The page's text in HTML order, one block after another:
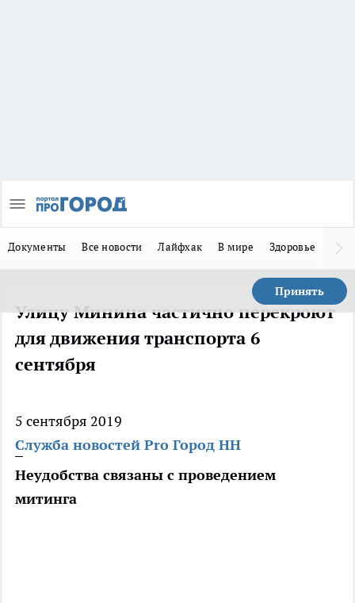
Документы Все новости Лайфхак В мире Здоровье
Принять
Улицу Минина частично перекроют
для движения транспорта 6
сентября
5 сентября 2019
Служба новостей Pro Город НН
Неудобства связаны с проведением
митинга